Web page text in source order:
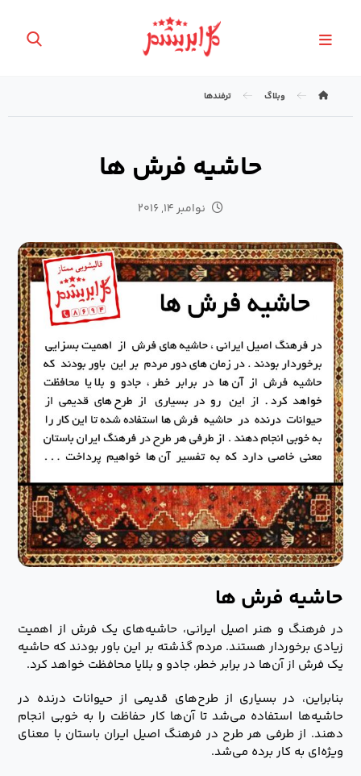
وبلاگ ترفندها
حاشیه فرش ها
نوامبر ۱۴, ۲۰۱۶
حاشیه فرش ها
در فرهنگ و هنر اصیل ایرانی، حاشیه‌های یک فرش از اهمیت
زیادی برخوردار هستند. مردم گذشته بر این باور بودند که حاشیه
یک فرش از آن‌ها در برابر خطر، جادو و بلایا محافظت خواهد کرد.
بنابراین، در بسیاری از طرح‌های قدیمی ‌از حیوانات درنده در
حاشیه‌ها استفاده می‌شد تا آن‌ها کار حفاظت را به خوبی انجام
دهند. از طرفی هر طرح در فرهنگ اصیل ایران باستان با معنای
ویژه‌ای به کار برده می‌شد.